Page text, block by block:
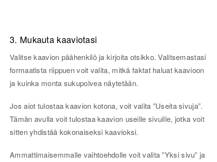
3. Mukauta kaaviotasi
Valitse kaavion päähenkilö ja kirjoita otsikko. Valitsemastasi
formaatista riippuen voit valita, mitkä faktat haluat kaavioon
ja kuinka monta sukupolvea näytetään.
Jos aiot tulostaa kaavion kotona, voit valita ”Useita sivuja”.
Tämän avulla voit tulostaa kaavion useille sivuille, jotka voit
sitten yhdistää kokonaiseksi kaavioksi.
Ammattimaisemmalle vaihtoehdolle voit valita ”Yksi sivu” ja